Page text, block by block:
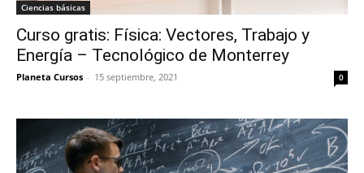
Ciencias básicas
Curso gratis: Física: Vectores, Trabajo y
Energía – Tecnológico de Monterrey
Planeta Cursos - 15 septiembre, 2021 0